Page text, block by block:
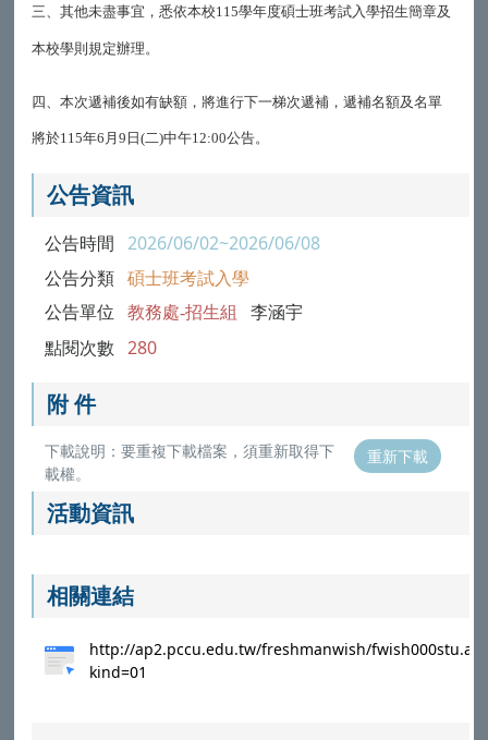
三、其他未盡事宜，悉依本校115學年度碩士班考試入學招生簡章及
本校學則規定辦理。
四、本次遞補後如有缺額，將進行下一梯次遞補，遞補名額及名單
將於115年6 月9 日(二)中午12:00公告。
公告資訊
公告時間 2026/06/02~2026/06/08
公告分類 碩士班考試入學
公告單位 教務處-招生組 李涵宇
點閱次數 280
附 件
下載說明：要重複下載檔案，須重新取得下
載權。
重新下載
活動資訊
相關連結
http://ap2.pccu.edu.tw/freshmanwish/
kind=01